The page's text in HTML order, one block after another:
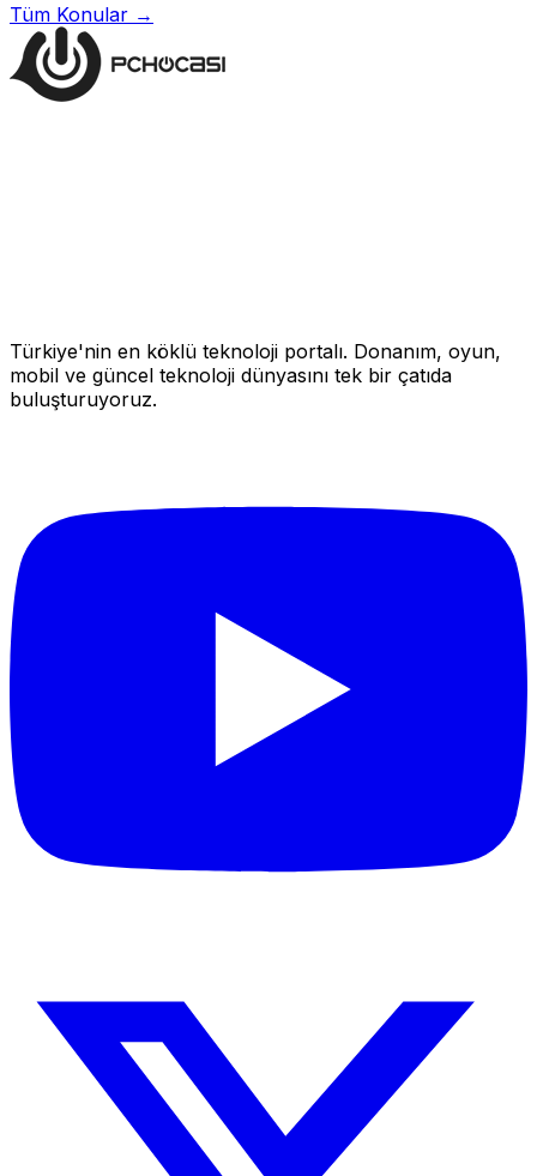
Tüm Konular →
Türkiye'nin en köklü teknoloji portalı. Donanım, oyun,
mobil ve güncel teknoloji dünyasını tek bir çatıda
buluşturuyoruz.